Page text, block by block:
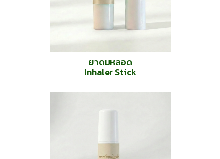
ยาดมหลอด
Inhaler Stick